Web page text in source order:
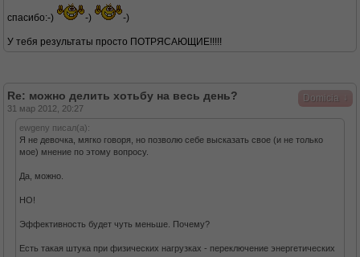
спасибо:-) -) -)
У тебя результаты просто ПОТРЯСАЮЩИЕ!!!!!
Domicia
Re: можно делить хотьбу на весь день?
31 мар 2012, 20:27
ewgeny писал(а):
Я не девочка, мягко говоря, но позволю себе высказать свое (и не только
мое) мнение по этому вопросу.
Да, можно.
НО!
Эффективность будет чуть меньше. Почему?
Есть такая штука при физических нагрузках - переключение энергетических